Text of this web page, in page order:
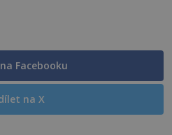
Facebooku
na X